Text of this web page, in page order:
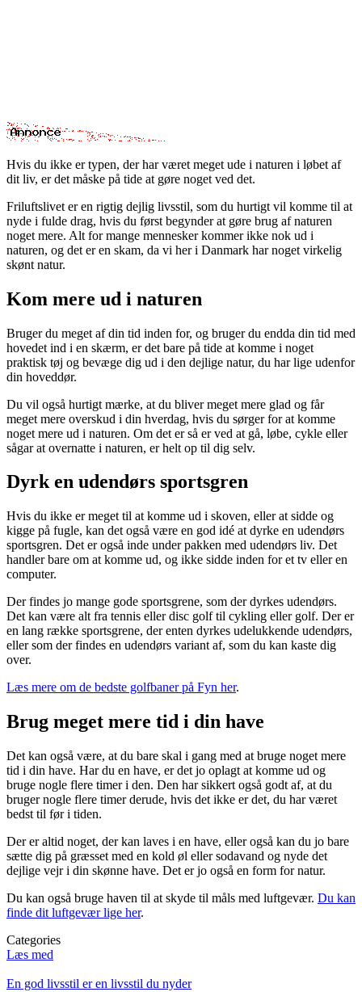
Hvis du ikke er typen, der har været meget ude i naturen i løbet af
dit liv, er det måske på tide at gøre noget ved det.
Friluftslivet er en rigtig dejlig livsstil, som du hurtigt vil komme til at
nyde i fulde drag, hvis du først begynder at gøre brug af naturen
noget mere. Alt for mange mennesker kommer ikke nok ud i
naturen, og det er en skam, da vi her i Danmark har noget virkelig
skønt natur.
Kom mere ud i naturen
Bruger du meget af din tid inden for, og bruger du endda din tid med
hovedet ind i en skærm, er det bare på tide at komme i noget
praktisk tøj og bevæge dig ud i den dejlige natur, du har lige udenfor
din hoveddør.
Du vil også hurtigt mærke, at du bliver meget mere glad og får
meget mere overskud i din hverdag, hvis du sørger for at komme
noget mere ud i naturen. Om det er så er ved at gå, løbe, cykle eller
sågar at overnatte i naturen, er helt op til dig selv.
Dyrk en udendørs sportsgren
Hvis du ikke er meget til at komme ud i skoven, eller at sidde og
kigge på fugle, kan det også være en god idé at dyrke en udendørs
sportsgren. Det er også inde under pakken med udendørs liv. Det
handler bare om at komme ud, og ikke sidde inden for et tv eller en
computer.
Der findes jo mange gode sportsgrene, som der dyrkes udendørs.
Det kan være alt fra tennis eller disc golf til cykling eller golf. Der er
en lang række sportsgrene, der enten dyrkes udelukkende udendørs,
eller som der findes en udendørs variant af, som du kan kaste dig
over.
Læs mere om de bedste golfbaner på Fyn her.
Brug meget mere tid i din have
Det kan også være, at du bare skal i gang med at bruge noget mere
tid i din have. Har du en have, er det jo oplagt at komme ud og
bruge nogle flere timer i den. Den har sikkert også godt af, at du
bruger nogle flere timer derude, hvis det ikke er det, du har været
bedst til før i tiden.
Der er altid noget, der kan laves i en have, eller også kan du jo bare
sætte dig på græsset med en kold øl eller sodavand og nyde det
dejlige vejr i din skønne have. Det er jo også en form for natur.
Du kan også bruge haven til at skyde til måls med luftgevær. Du kan
finde dit luftgevær lige her.
Categories
Læs med
En god livsstil er en livsstil du nyder